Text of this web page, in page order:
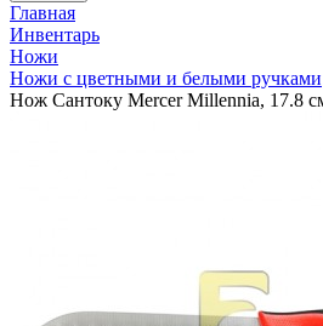
Главная
Инвентарь
Ножи
Ножи с цветными и белыми ручками
Нож Сантоку Mercer Millennia, 17.8